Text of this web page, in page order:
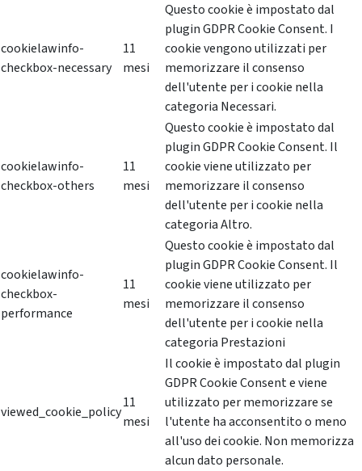
cookielawinfo-
checkbox-necessary
11
mesi
Questo cookie è impostato dal
plugin GDPR Cookie Consent. I
cookie vengono utilizzati per
memorizzare il consenso
dell'utente per i cookie nella
categoria Necessari.
cookielawinfo-
checkbox-others
11
mesi
Questo cookie è impostato dal
plugin GDPR Cookie Consent. Il
cookie viene utilizzato per
memorizzare il consenso
dell'utente per i cookie nella
categoria Altro.
cookielawinfo-
checkbox-
performance
11
mesi
Questo cookie è impostato dal
plugin GDPR Cookie Consent. Il
cookie viene utilizzato per
memorizzare il consenso
dell'utente per i cookie nella
categoria Prestazioni
viewed_cookie_policy
11
mesi
Il cookie è impostato dal plugin
GDPR Cookie Consent e viene
utilizzato per memorizzare se
l'utente ha acconsentito o meno
all'uso dei cookie. Non memorizza
alcun dato personale.